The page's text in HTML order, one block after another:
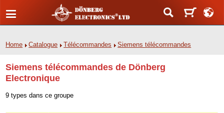
Home Catalogue Télécommandes Siemens télécommandes
Siemens télécommandes de Dönberg
Electronique
9 types dans ce groupe